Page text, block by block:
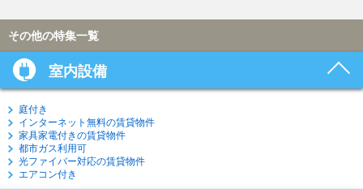
その他の特集一覧
室内設備
庭付き
インターネット無料の賃貸物件
家具家電付きの賃貸物件
都市ガス利用可
光ファイバー対応の賃貸物件
エアコン付き